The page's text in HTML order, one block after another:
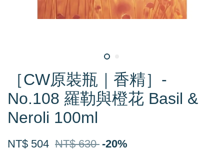
［CW原裝瓶｜香精］-
No.108 羅勒與橙花 Basil &
Neroli 100ml
NT$ 504 NT$ 630 -20%